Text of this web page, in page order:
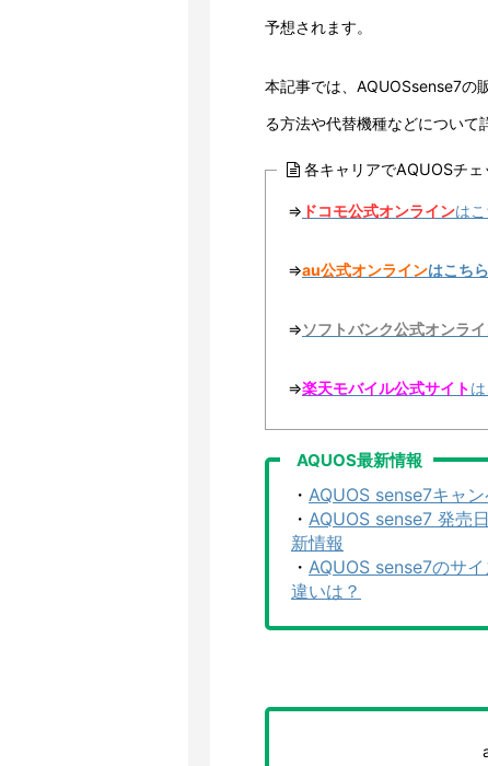
予想されます。
本記事では、AQUOSsense7の
る方法や代替機種などについて
各キャリアでAQUOSチェ
⇒ ドコモ公式オンラインは
⇒au公式オンラインはこちら
⇒ソフトバンク公式オンライ
⇒楽天モバイル公式サイト
AQUOS最新情報
・ AQUOS sense7キャ
・ AQUOS sense7 発売
新情報
・ AQUOS sense7のサ
違いは？